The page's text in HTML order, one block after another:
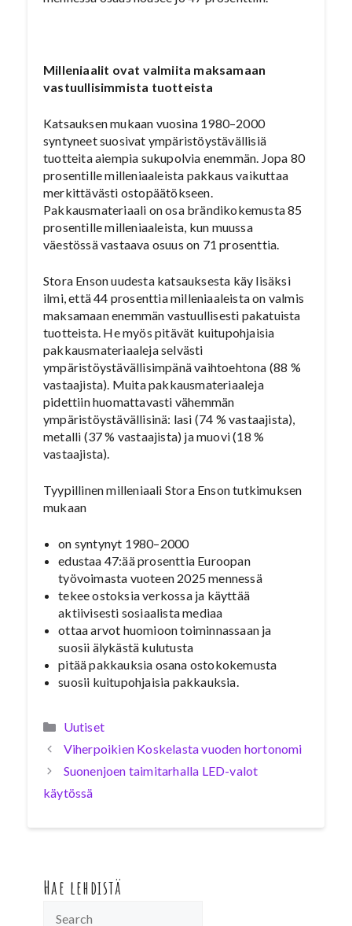
Milleniaalit ovat valmiita maksamaan
vastuullisimmista tuotteista
Katsauksen mukaan vuosina 1980–2000
syntyneet suosivat ympäristöystävällisiä
tuotteita aiempia sukupolvia enemmän. Jopa 80
prosentille milleniaaleista pakkaus vaikuttaa
merkittävästi ostopäätökseen.
Pakkausmateriaali on osa brändikokemusta 85
prosentille milleniaaleista, kun muussa
väestössä vastaava osuus on 71 prosenttia.
Stora Enson uudesta katsauksesta käy lisäksi
ilmi, että 44 prosenttia milleniaaleista on valmis
maksamaan enemmän vastuullisesti pakatuista
tuotteista. He myös pitävät kuitupohjaisia
pakkausmateriaaleja selvästi
ympäristöystävällisimpänä vaihtoehtona (88 %
vastaajista). Muita pakkausmateriaaleja
pidettiin huomattavasti vähemmän
ympäristöystävällisinä: lasi (74 % vastaajista),
metalli (37 % vastaajista) ja muovi (18 %
vastaajista).
Tyypillinen milleniaali Stora Enson tutkimuksen
mukaan
on syntynyt 1980–2000
edustaa 47:ää prosenttia Euroopan
työvoimasta vuoteen 2025 mennessä
tekee ostoksia verkossa ja käyttää
aktiivisesti sosiaalista mediaa
ottaa arvot huomioon toiminnassaan ja
suosii älykästä kulutusta
pitää pakkauksia osana ostokokemusta
suosii kuitupohjaisia pakkauksia.
Kategoriat
Uutiset
Viherpoikien Koskelasta vuoden hortonomi
Suonenjoen taimitarhalla LED-valot
käytössä
Hae lehdistä